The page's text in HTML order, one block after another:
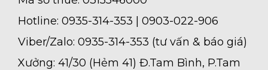
Hotline: 0935-314-353 | 0903-022-906
Viber/Zalo: 0935-314-353 (tư vấn & báo giá)
Xưởng: 41/30 (Hẻm 41) Đ.Tam Bình, P.Tam